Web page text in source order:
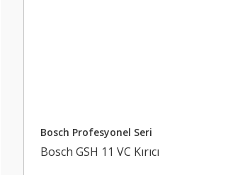
Bosch Profesyonel Seri
Bosch GSH 11 VC Kırıcı